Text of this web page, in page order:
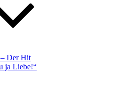
Der Hit
ja Liebe!“